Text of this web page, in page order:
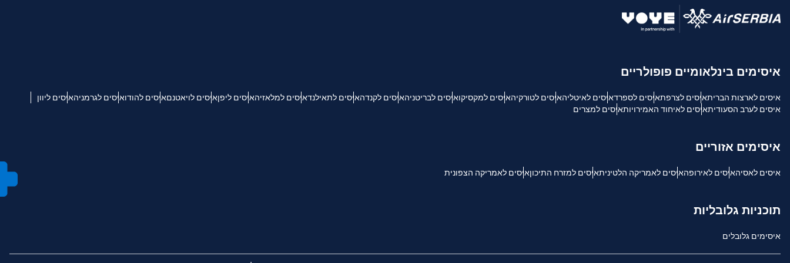
איסימים בינלאומיים פופולריים
איסים לארצות הבריתאיסים לצרפתאיסים לספרדאיסים לאיטליהאיסים לטורקיהאיסים למקסיקואיסים לבריטניהאיסים לקנדהאיסים לתאילנדאיסים למלאזיהאיסים ליפןאיסים לויאטנםאיסים להודואיסים לגרמניהאיסים ליוון
איסים לערב הסעודיתאיסים לאיחוד האמירויותאיסים למצרים
איסימים אזוריים
איסים לאסיהאיסים לאירופהאיסים לאמריקה הלטיניתאיסים למזרח התיכוןאיסים לאמריקה הצפונית
תוכניות גלובליות
איסימים גלובלים
Deutsch
简体中文